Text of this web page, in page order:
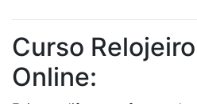
Curso
Online: